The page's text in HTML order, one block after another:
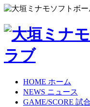
HOME ホーム
NEWS ニュース
GAME/SCORE 試